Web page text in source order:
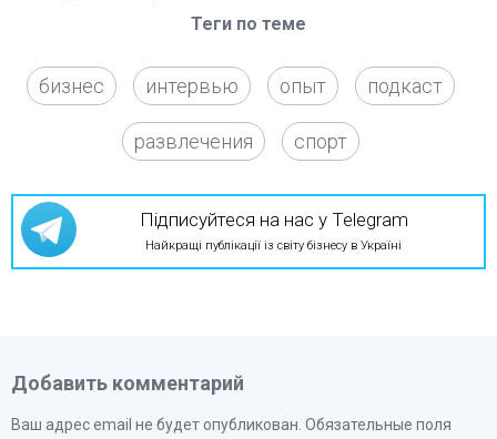
Теги по теме
бизнес интервью опыт подкаст
развлечения спорт
Підписуйтеся на нас у Telegram
Найкращі публікації із світу бізнесу в Україні
Добавить комментарий
Ваш адрес email не будет опубликован. Обязательные поля